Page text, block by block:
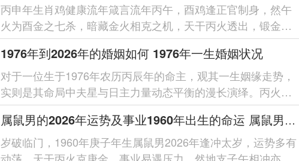
丙申年生肖鸡健康流年箴言流年丙午，酉鸡逢正官制身，然午
火为酉金之七杀，暗藏金火相克之机，天干丙火透出，锻金太
过需防心肺燥热、炎症突发，幸有「龙...
1976年到2026年的婚姻如何 1976年一生婚姻状况
对于一位生于1976年农历丙辰年的命主，观其一生姻缘走势，
实则是其命局中夫星与日主力量动态平衡的漫长演绎。丙火日
主，生于辰月食神当令，看似性情...
属鼠男的2026年运势及事业1960年出生的命运 属鼠男的2026婚姻
岁破临门，1960年庚子年生属鼠男2026年逢冲太岁，运势多有
动荡，天干丙火克庚金，事业易遇压力，然地支子午相冲亦激